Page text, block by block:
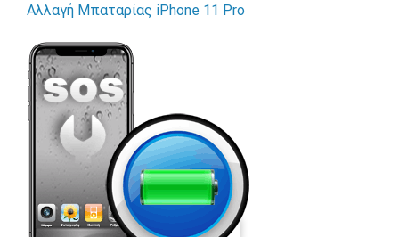
Αλλαγή Μπαταρίας iPhone 11 Pro